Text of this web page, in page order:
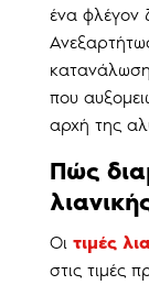
ένα φλέγον
κατανάλωση
που
αρχή της
Πώς
Οι τιμές
στις τιμές